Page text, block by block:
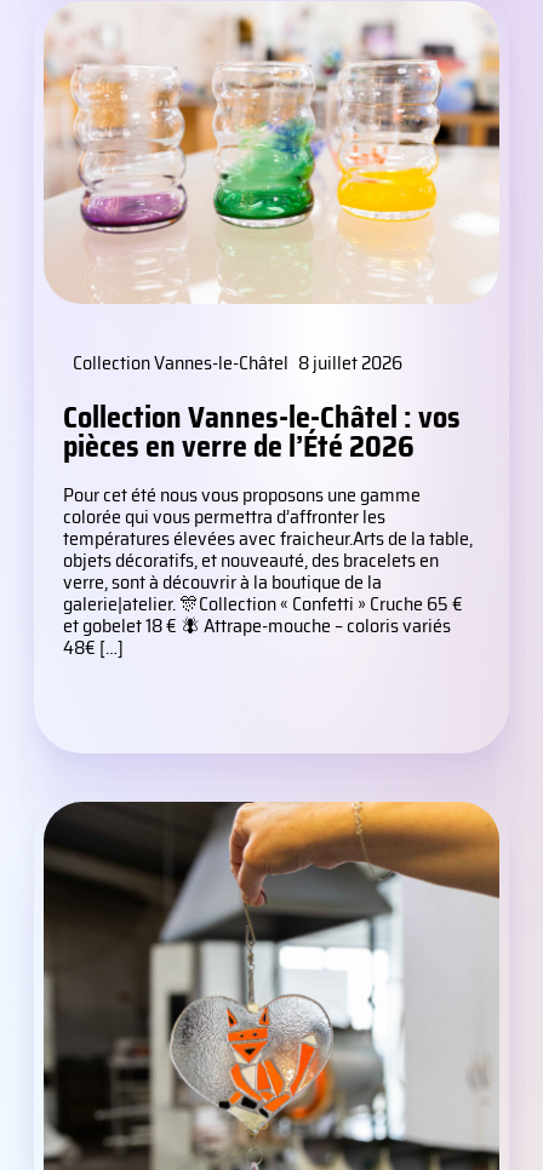
Collection Vannes-le-Châtel 8 juillet 2026
Collection Vannes-le-Châtel : vos
pièces en verre de l’Été 2026
Pour cet été nous vous proposons une gamme
colorée qui vous permettra d’affronter les
températures élevées avec fraicheur.Arts de la table,
objets décoratifs, et nouveauté, des bracelets en
verre, sont à découvrir à la boutique de la
galerie|atelier. 🎊Collection « Confetti » Cruche 65 €
et gobelet 18 € 🪰 Attrape-mouche – coloris variés
48€ […]